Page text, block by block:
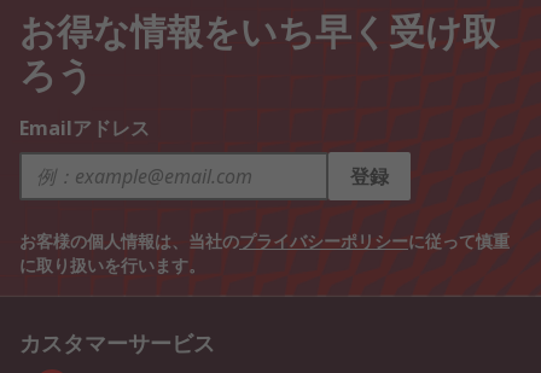
お得な情報をいち早く受け取
ろう
Emailアドレス
登録
お客様の個人情報は、当社のプライバシーポリシーに従って慎重
に取り扱いを行います。
カスタマーサービス